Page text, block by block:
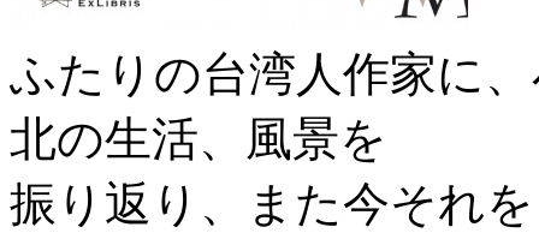
ふたりの台湾人作家に
北の生活、風景を
振り返り、また今それ